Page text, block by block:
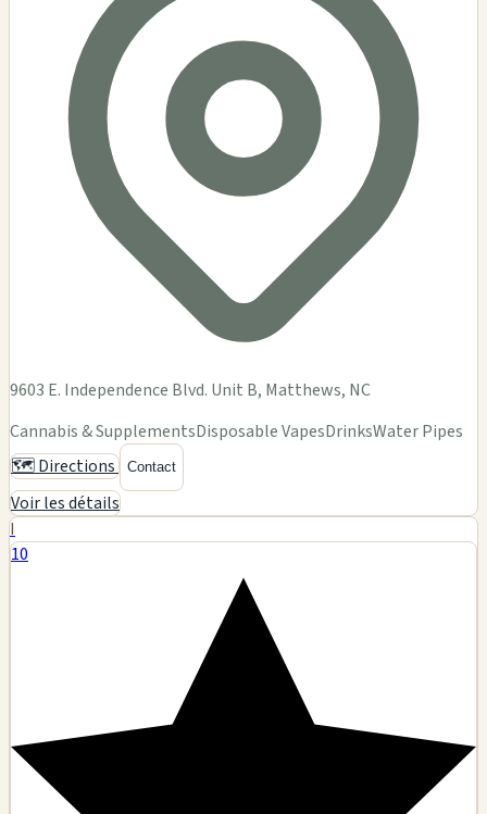
9603 E. Independence Blvd. Unit B, Matthews, NC
Cannabis & SupplementsDisposable VapesDrinksWater Pipes
🗺️ Directions Contact
Voir les détails
I
10